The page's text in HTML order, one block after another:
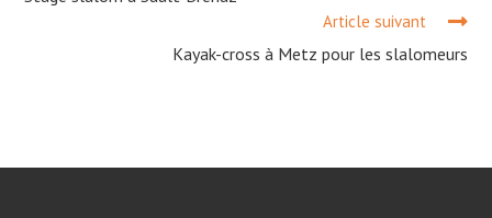
Article suivant
Kayak-cross à Metz pour les slalomeurs